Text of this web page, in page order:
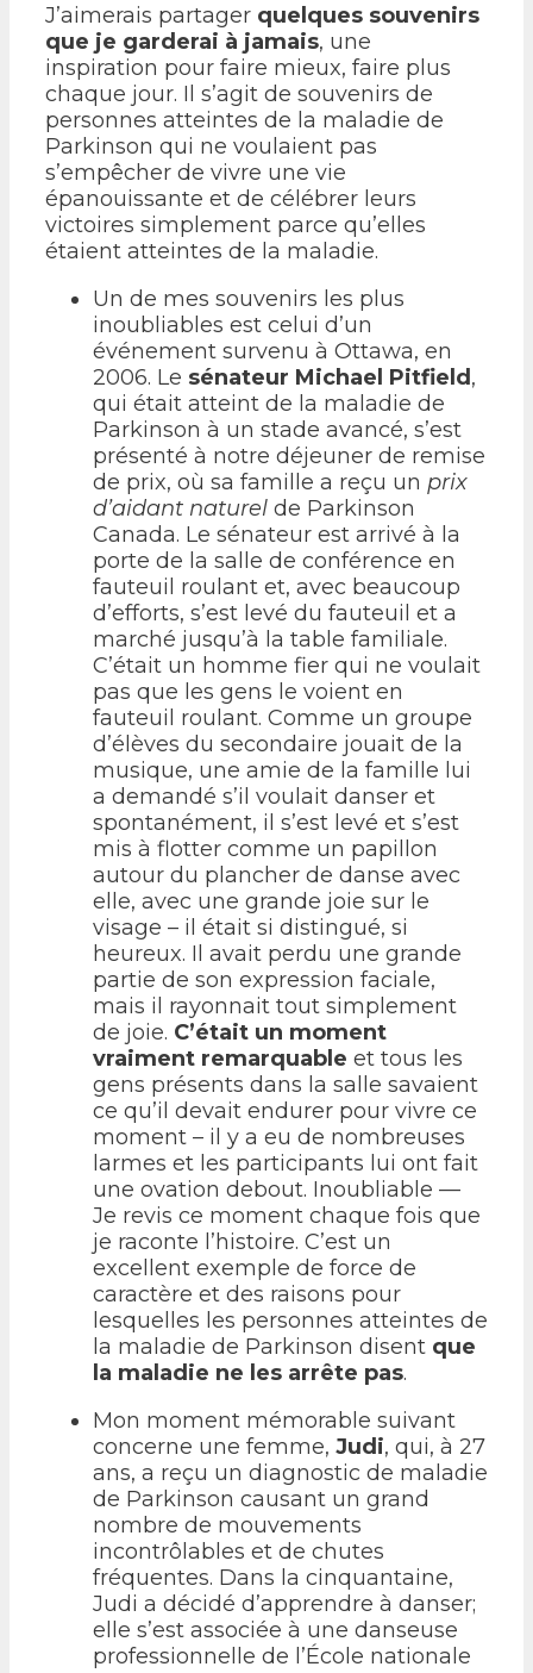
J’aimerais partager quelques souvenirs
que je garderai à jamais, une
inspiration pour faire mieux, faire plus
chaque jour. Il s’agit de souvenirs de
personnes atteintes de la maladie de
Parkinson qui ne voulaient pas
s’empêcher de vivre une vie
épanouissante et de célébrer leurs
victoires simplement parce qu’elles
étaient atteintes de la maladie.
Un de mes souvenirs les plus
inoubliables est celui d’un
événement survenu à Ottawa, en
2006. Le sénateur Michael Pitfield ,
qui était atteint de la maladie de
Parkinson à un stade avancé, s’est
présenté à notre déjeuner de remise
de prix, où sa famille a reçu un prix
d’aidant naturel de Parkinson
Canada. Le sénateur est arrivé à la
porte de la salle de conférence en
fauteuil roulant et, avec beaucoup
d’efforts, s’est levé du fauteuil et a
marché jusqu’à la table familiale.
C’était un homme fier qui ne voulait
pas que les gens le voient en
fauteuil roulant. Comme un groupe
d’élèves du secondaire jouait de la
musique, une amie de la famille lui
a demandé s’il voulait danser et
spontanément, il s’est levé et s’est
mis à flotter comme un papillon
autour du plancher de danse avec
elle, avec une grande joie sur le
visage – il était si distingué, si
heureux. Il avait perdu une grande
partie de son expression faciale,
mais il rayonnait tout simplement
de joie. C’était un moment
vraiment remarquable et tous les
gens présents dans la salle savaient
ce qu’il devait endurer pour vivre ce
moment – il y a eu de nombreuses
larmes et les participants lui ont fait
une ovation debout. Inoubliable —
Je revis ce moment chaque fois que
je raconte l’histoire. C’est un
excellent exemple de force de
caractère et des raisons pour
lesquelles les personnes atteintes de
la maladie de Parkinson disent que
la maladie ne les arrête pas.
Mon moment mémorable suivant
concerne une femme, Judi, qui, à 27
ans, a reçu un diagnostic de maladie
de Parkinson causant un grand
nombre de mouvements
incontrôlables et de chutes
fréquentes. Dans la cinquantaine,
Judi a décidé d’apprendre à danser;
elle s’est associée à une danseuse
professionnelle de l’École nationale